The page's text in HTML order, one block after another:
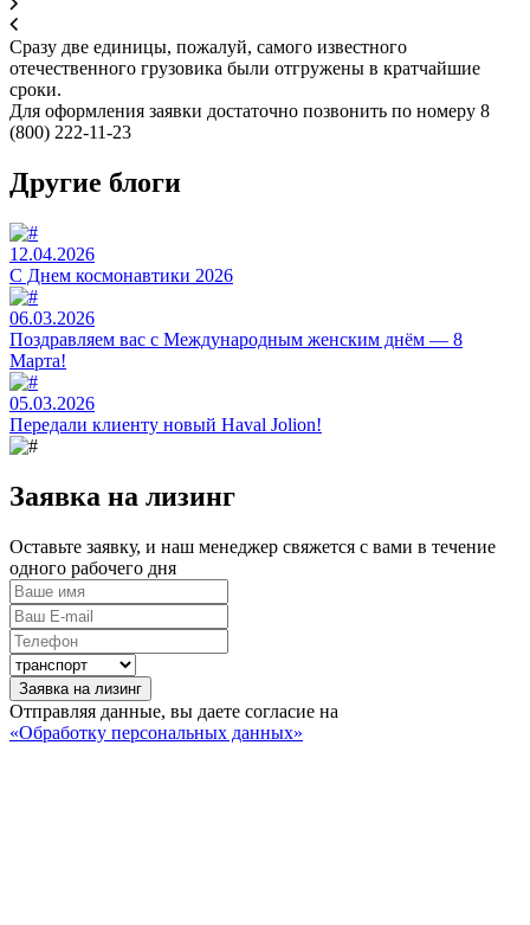
Сразу две единицы, пожалуй, самого известного
отечественного грузовика были отгружены в кратчайшие
сроки.
Для оформления заявки достаточно позвонить по номеру 8
(800) 222-11-23
Другие блоги
12.04.2026
C Днем космонавтики 2026
06.03.2026
Поздравляем вас с Международным женским днём — 8
Марта!
05.03.2026
Передали клиенту новый Haval Jolion!
Заявка на лизинг
Оставьте заявку, и наш менеджер свяжется с вами в течение
одного рабочего дня
Заявка на лизинг
Отправляя данные, вы даете согласие на
«Обработку персональных данных»